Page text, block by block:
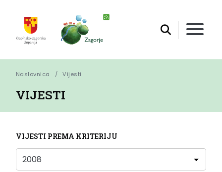
Naslovnica Vijesti
VIJESTI
VIJESTI PREMA KRITERIJU